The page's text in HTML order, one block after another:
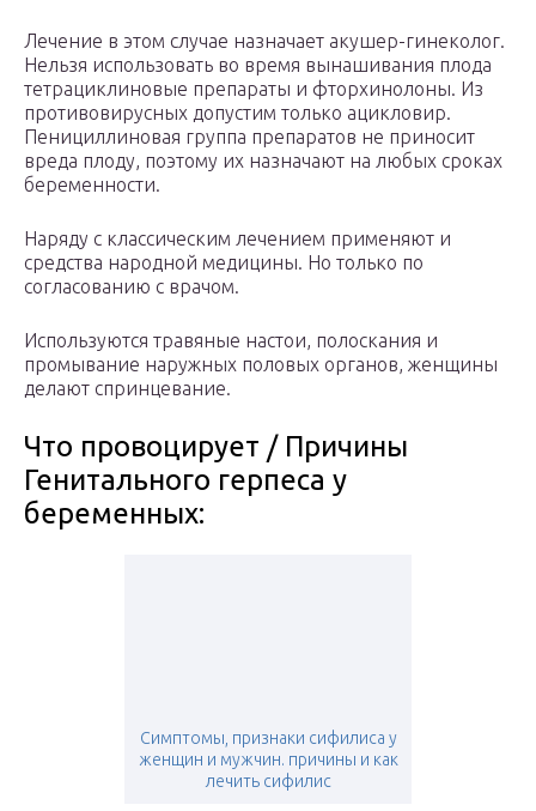
Лечение в этом случае назначает акушер-гинеколог.
Нельзя использовать во время вынашивания плода
тетрациклиновые препараты и фторхинолоны. Из
противовирусных допустим только ацикловир.
Пенициллиновая группа препаратов не приносит
вреда плоду, поэтому их назначают на любых сроках
беременности.
Наряду с классическим лечением применяют и
средства народной медицины. Но только по
согласованию с врачом.
Используются травяные настои, полоскания и
промывание наружных половых органов, женщины
делают спринцевание.
Что провоцирует / Причины
Генитального герпеса у
беременных:
Симптомы, признаки сифилиса у
женщин и мужчин. причины и как
лечить сифилис